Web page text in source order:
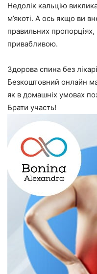
Недолік кальцію
м’якоті. А ось якщо ви
правильних
привабливою.
Здорова спина без
Безкоштовний онлайн
як в домашніх умовах
Брати участь!